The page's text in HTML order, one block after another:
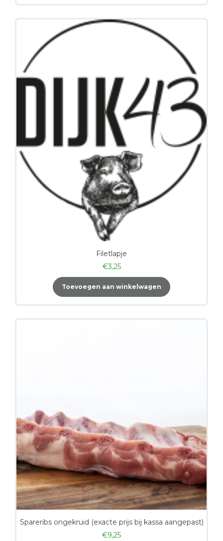
Filetlapje
€3,25
Toevoegen aan winkelwagen
Spareribs ongekruid (exacte prijs bij kassa aangepast)
€9,25